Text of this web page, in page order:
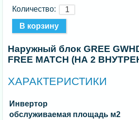
Количество:
Наружный блок GREE
FREE MATCH (НА 2
ХАРАКТЕРИСТИКИ
Инвертор
обслуживаемая площадь м2